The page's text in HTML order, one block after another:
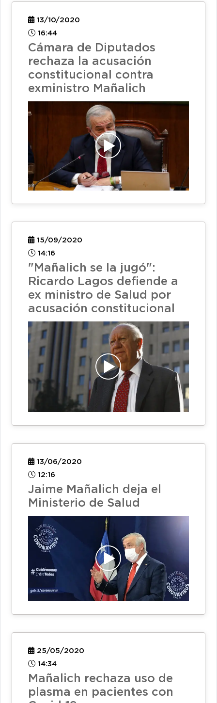
13/10/2020
16:44
Cámara de Diputados
rechaza la acusación
constitucional contra
exministro Mañalich
15/09/2020
14:16
"Mañalich se la jugó":
Ricardo Lagos defiende a
ex ministro de Salud por
acusación constitucional
13/06/2020
12:16
Jaime Mañalich deja el
Ministerio de Salud
25/05/2020
14:34
Mañalich rechaza uso de
plasma en pacientes con